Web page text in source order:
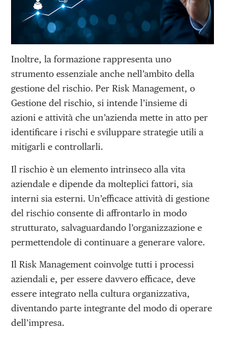
Inoltre, la formazione rappresenta uno
strumento essenziale anche nell’ambito della
gestione del rischio. Per Risk Management, o
Gestione del rischio, si intende l’insieme di
azioni e attività che un’azienda mette in atto per
identificare i rischi e sviluppare strategie utili a
mitigarli e controllarli.
Il rischio è un elemento intrinseco alla vita
aziendale e dipende da molteplici fattori, sia
interni sia esterni. Un’efficace attività di gestione
del rischio consente di affrontarlo in modo
strutturato, salvaguardando l’organizzazione e
permettendole di continuare a generare valore.
Il Risk Management coinvolge tutti i processi
aziendali e, per essere davvero efficace, deve
essere integrato nella cultura organizzativa,
diventando parte integrante del modo di operare
dell’impresa.